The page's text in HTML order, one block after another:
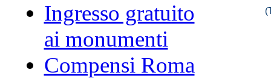
Ingresso gratuito
ai monumenti
Compensi Roma